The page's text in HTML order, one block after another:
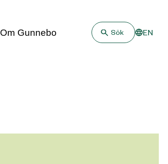
EN
Om Gunnebo Sök